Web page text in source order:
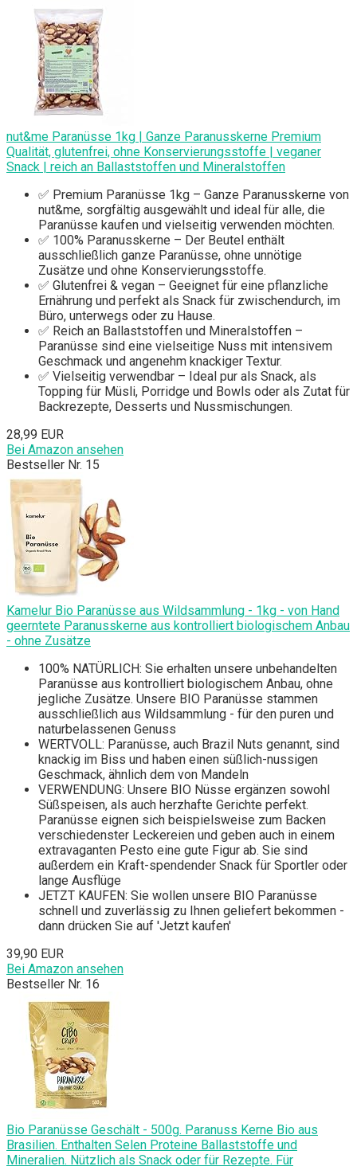
nut&me Paranüsse 1kg | Ganze Paranusskerne Premium
Qualität, glutenfrei, ohne Konservierungsstoffe | veganer
Snack | reich an Ballaststoffen und Mineralstoffen
✅ Premium Paranüsse 1kg – Ganze Paranusskerne von
nut&me, sorgfältig ausgewählt und ideal für alle, die
Paranüsse kaufen und vielseitig verwenden möchten.
✅ 100% Paranusskerne – Der Beutel enthält
ausschließlich ganze Paranüsse, ohne unnötige
Zusätze und ohne Konservierungsstoffe.
✅ Glutenfrei & vegan – Geeignet für eine pflanzliche
Ernährung und perfekt als Snack für zwischendurch, im
Büro, unterwegs oder zu Hause.
✅ Reich an Ballaststoffen und Mineralstoffen –
Paranüsse sind eine vielseitige Nuss mit intensivem
Geschmack und angenehm knackiger Textur.
✅ Vielseitig verwendbar – Ideal pur als Snack, als
Topping für Müsli, Porridge und Bowls oder als Zutat für
Backrezepte, Desserts und Nussmischungen.
28,99 EUR
Bei Amazon ansehen
Bestseller Nr. 15
Kamelur Bio Paranüsse aus Wildsammlung - 1kg - von Hand
geerntete Paranusskerne aus kontrolliert biologischem Anbau
- ohne Zusätze
100% NATÜRLICH: Sie erhalten unsere unbehandelten
Paranüsse aus kontrolliert biologischem Anbau, ohne
jegliche Zusätze. Unsere BIO Paranüsse stammen
ausschließlich aus Wildsammlung - für den puren und
naturbelassenen Genuss
WERTVOLL: Paranüsse, auch Brazil Nuts genannt, sind
knackig im Biss und haben einen süßlich-nussigen
Geschmack, ähnlich dem von Mandeln
VERWENDUNG: Unsere BIO Nüsse ergänzen sowohl
Süßspeisen, als auch herzhafte Gerichte perfekt.
Paranüsse eignen sich beispielsweise zum Backen
verschiedenster Leckereien und geben auch in einem
extravaganten Pesto eine gute Figur ab. Sie sind
außerdem ein Kraft-spendender Snack für Sportler oder
lange Ausflüge
JETZT KAUFEN: Sie wollen unsere BIO Paranüsse
schnell und zuverlässig zu Ihnen geliefert bekommen -
dann drücken Sie auf 'Jetzt kaufen'
39,90 EUR
Bei Amazon ansehen
Bestseller Nr. 16
Bio Paranüsse Geschält - 500g. Paranuss Kerne Bio aus
Brasilien. Enthalten Selen Proteine Ballaststoffe und
Mineralien. Nützlich als Snack oder für Rezepte. Für